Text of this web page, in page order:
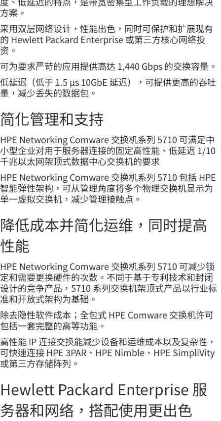
方案。
采用双层网络设计，性能出色，同时可保护和扩展现有
的 Hewlett Packard Enterprise 或第三方核心网络投
资。
可为要求严苛的应用提供高达 1,440 Gbps 的交换容量。
低延迟（低于 1.5 µs 10GbE 延迟），可提供更高的吞吐
量，减少丢失的数据包。
简化管理和支持
HPE Networking Comware 交换机系列 5710 可满足中
小型企业对用于服务器连接的固定高性能、低延迟 1/10
千兆以太网架顶式数据中心交换机的要求
HPE Networking Comware 交换机系列 5710 包括 HPE
智能弹性架构，可从管理角度将多个物理交换机显示为
单一虚拟交换机，减少管理接触点。
降低成本并简化运维，同时提高
性能
HPE Networking Comware 交换机系列 5710 可减少锁
定和需要更换硬件的次数。不同于基于专利技术和封闭
设计的竞争产品，5710 系列交换机架顶式产品以行业标
准和开放式架构为基础。
除去隐性软件成本；全包式 HPE Comware 交换机许可
包括一套完整的高等功能。
高性能 IP 连接交换能减少设备和运维成本以及复杂性，
可快速连接 HPE 3PAR、HPE Nimble、HPE SimpliVity
或第三方存储阵列。
Hewlett Packard Enterprise 服
务器和网络，搭配使用更出色